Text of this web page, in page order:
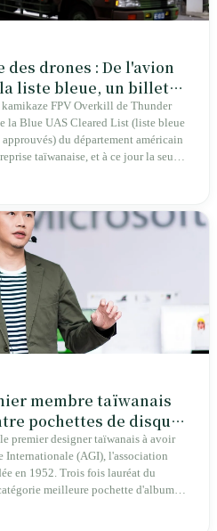
drones : De l'avion
liste bleue, un billet
TigerFPV Overkill de Thunder
la Blue UAS Cleared List (liste bleue
du département américain
taïwanaise, et à ce jour la seule.
et les 165 composants de cette
pour les fabricants taïwanais ; la
révèle une réalité : Taïwan avance
Unis doivent légiférer pour
qui fabrique des avions
prévoit de construire sa
membre taïwanais
pochettes de disques
nationale
premier designer taïwanais à avoir
Internationale (AGI), l'association
en 1952. Trois fois lauréat du
meilleure pochette d'album, il
pop (Jonathan Lee, Yoga Lin,